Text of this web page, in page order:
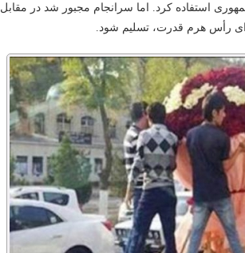
استفاده کرد. اما سرانجام مجبور شد در مقابل